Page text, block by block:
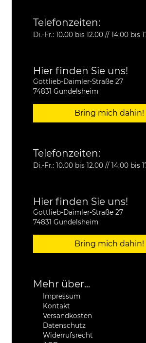
Telefonzeiten:
Di.-Fr.: 10.00 bis 12.00 // 14:00 bis
Hier finden Sie uns!
Gottlieb-Daimler-Straße 27
74831 Gundelsheim
Bring mich dahin!
Telefonzeiten:
Di.-Fr.: 10.00 bis 12.00 // 14:00 bis
Hier finden Sie uns!
Gottlieb-Daimler-Straße 27
74831 Gundelsheim
Bring mich dahin!
Mehr über...
Impressum
Kontakt
Versandkosten
Datenschutz
Widerrufsrecht